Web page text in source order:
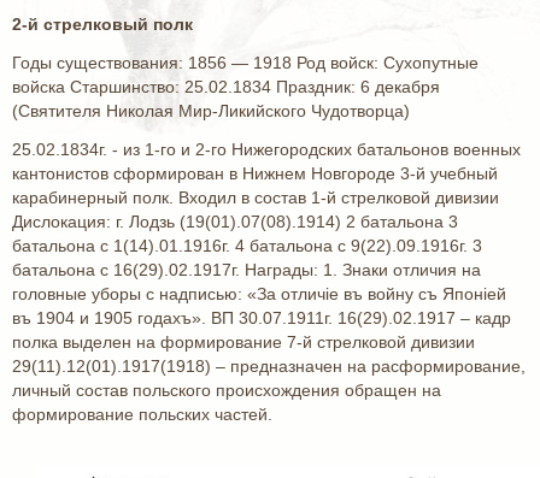
2-й стрелковый полк
Годы существования: 1856 — 1918 Род войск: Сухопутные
войска Старшинство: 25.02.1834 Праздник: 6 декабря
(Святителя Николая Мир-Ликийского Чудотворца)
25.02.1834г. - из 1-го и 2-го Нижегородских батальонов военных
кантонистов сформирован в Нижнем Новгороде 3-й учебный
карабинерный полк. Входил в состав 1-й стрелковой дивизии
Дислокация: г. Лодзь (19(01).07(08).1914) 2 батальона 3
батальона с 1(14).01.1916г. 4 батальона с 9(22).09.1916г. 3
батальона с 16(29).02.1917г. Награды: 1. Знаки отличия на
головные уборы с надписью: «За отличiе въ войну съ Японiей
въ 1904 и 1905 годахъ». ВП 30.07.1911г. 16(29).02.1917 – кадр
полка выделен на формирование 7-й стрелковой дивизии
29(11).12(01).1917(1918) – предназначен на расформирование,
личный состав польского происхождения обращен на
формирование польских частей.